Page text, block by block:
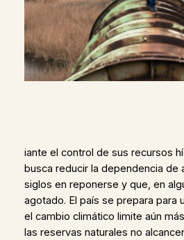
iante el control de sus recursos
busca reducir la dependencia de
siglos en reponerse y que, en
agotado. El país se prepara para
el cambio climático limite aún
las reservas naturales no